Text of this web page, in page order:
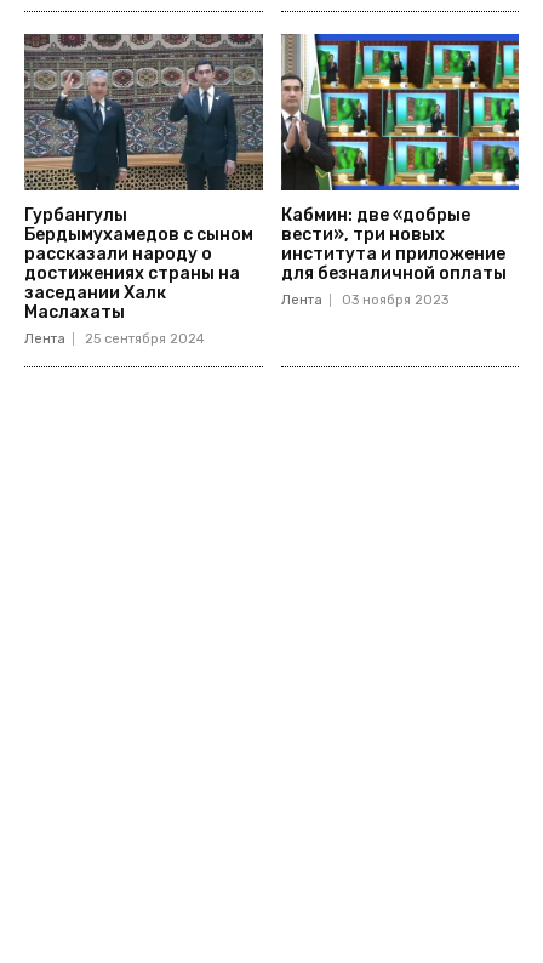
Гурбангулы
Бердымухамедов с сыном
рассказали народу о
достижениях страны на
заседании Халк
Маслахаты
Лента 25 сентября 2024
Кабмин: две «добрые
вести», три новых
института и приложение
для безналичной оплаты
Лента 03 ноября 2023